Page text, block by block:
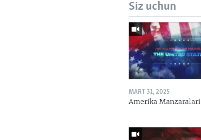
Siz uchun
MART 31, 2025
Amerika Manzaralari